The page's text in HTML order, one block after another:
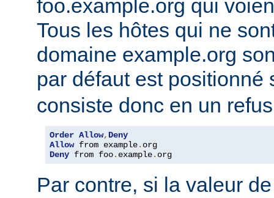
foo.example.org qui
Tous les hôtes qui ne
domaine example.org
par défaut est positionné
consiste donc en un
Order Allow, Deny
Allow from example.
Deny from foo. example. org
Par contre, si la valeur